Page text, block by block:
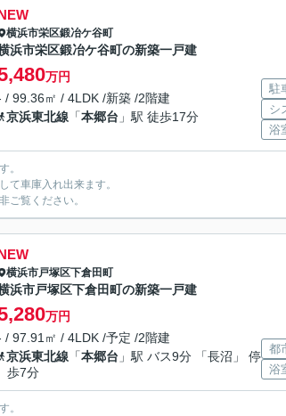
横浜市栄区鍛冶ケ谷町
浜市栄区鍛冶ケ谷町の新築一戸建
万円
/ 99.36㎡ / 4LDK /新築 /2階建
京浜東北線 「本郷台 」駅 徒歩17分
駐
シ
浴
。
て車庫入れ出来ます。
ご覧ください。
横浜市戸塚区下倉田町
浜市戸塚区下倉田町の新築一戸建
万円
/ 97.91㎡ / 4LDK /予定 /2階建
京浜東北線 「本郷台 」駅 バス9分 「長沼」 停
歩7分
都
浴
。